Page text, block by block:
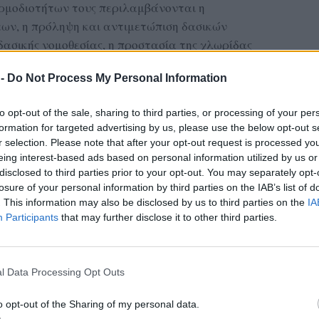
Do Not Process My Personal Information
opt-out of the sale, sharing to third parties, or processing of your
for targeted advertising by us, please use the below opt-out
selection. Please note that after your opt-out request is processed
interest-based ads based on personal information utilized by us
to third parties prior to your opt-out. You may separately
of your personal information by third parties on the IAB’s list of
This information may also be disclosed by us to third parties on the
Participants that may further disclose it to other third parties.
Data Processing Opt Outs
opt-out of the Sharing of my personal data.
τους περιλαμβάνονται η
η πρόληψη και αντιμετώπιση δασικών
νομοθεσίας, η προστασία της χλωρίδας
πολιτών σε ζητήματα που
εκείνα τηςΜυτιλήνης, της
το Δασονομείο Μυτιλήνης να στεγάζεται στις
Δασών Λέσβου.
και της Αγιάσου αναμένεται να
του προσωπικού και να ενισχύσει την
υπηρεσιών, σε μια περίοδο κατά την
οικοσυστημάτων αποκτά ολοένα και
τη διάρκεια της αντιπυρικής περιόδου.
στα αποτελέσματα αναζήτησης